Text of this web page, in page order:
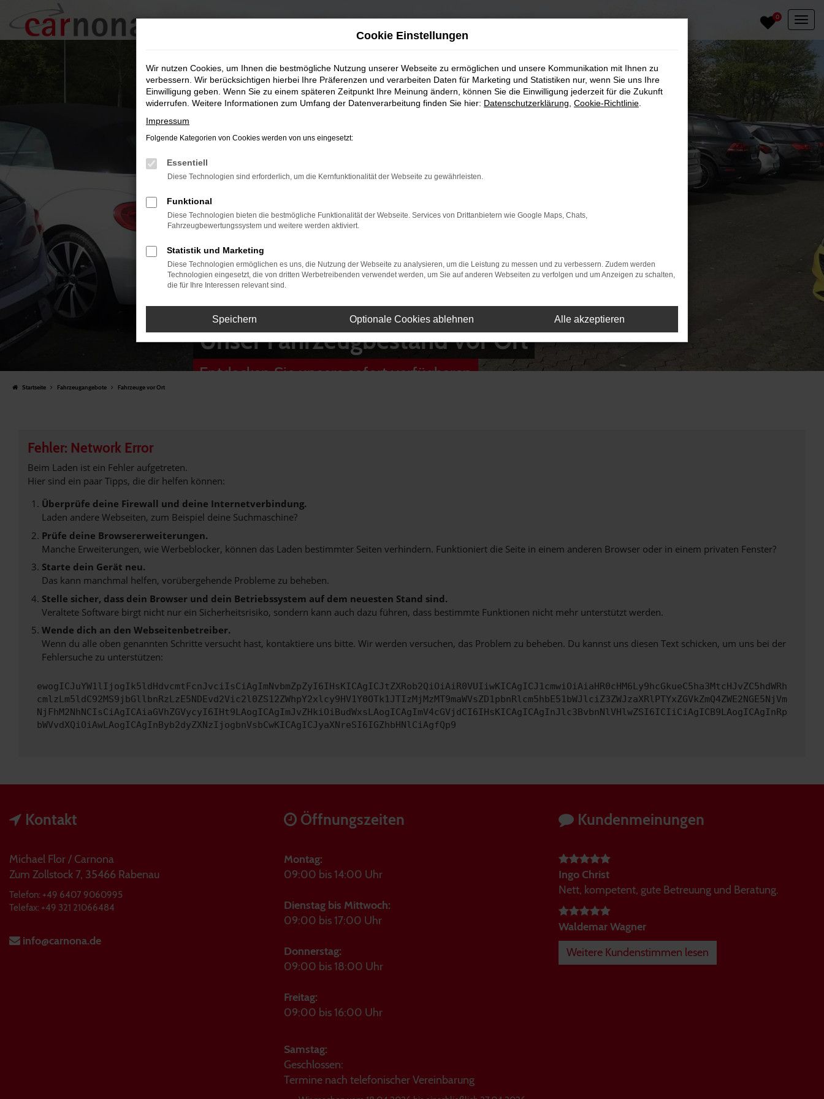
Zum
Hauptinhalt
springen
0
Unser Fahrzeugbestand vor Ort
Entdecken Sie unsere sofort verfügbaren
Startseite Fahrzeugangebote Fahrzeuge vor Ort
Fehler: Network Error
Beim Laden ist ein Fehler aufgetreten.
Hier sind ein paar Tipps, die dir helfen können:
Überprüfe deine Firewall und deine Internetverbindung.
Laden andere Webseiten, zum Beispiel deine Suchmaschine?
Prüfe deine Browsererweiterungen.
Manche Erweiterungen, wie Werbeblocker, können das Laden bestimmter Seiten verhindern. Funktioniert die Seite in einem anderen Browser oder in einem privaten Fenster?
Starte dein Gerät neu.
Das kann manchmal helfen, vorübergehende Probleme zu beheben.
Stelle sicher, dass dein Browser und dein Betriebssystem auf dem neuesten Stand sind.
Veraltete Software birgt nicht nur ein Sicherheitsrisiko, sondern kann auch dazu führen, dass bestimmte Funktionen nicht mehr unterstützt werden.
Wende dich an den Webseitenbetreiber.
Wenn du alle oben genannten Schritte versucht hast, kontaktiere uns bitte. Wir werden versuchen, das Problem zu beheben. Du kannst uns diesen Text schicken, um uns bei der
Fehlersuche zu unterstützen:
ewogICJuYW1lIjogIk5ldHdvcmtFcnJvciIsCiAgImNvbmZpZyI6IHsKICAgICJtZXRob2QiOiAiR0VUIiwKICAgICJ1cmwiOiAiaHR0cHM6Ly9hcGkueC5ha3MtcHJvZC5hdWRh
cmlzLm5ldC92MS9jbGllbnRzLzE5NDEvd2Vic2l0ZS12ZWhpY2xlcy9HV1Y0OTk1JTIzMjMzMT9maWVsZD1pbnRlcm5hbE51bWJlciZ3ZWJzaXRlPTYxZGVkZmQ4ZWE2NGE5NjVm
NjFhM2NhNCIsCiAgICAiaGVhZGVycyI6IHt9LAogICAgImJvZHkiOiBudWxsLAogICAgImV4cGVjdCI6IHsKICAgICAgInJlc3BvbnNlVHlwZSI6ICIiCiAgICB9LAogICAgInRp
bWVvdXQiOiAwLAogICAgInByb2dyZXNzIjogbnVsbCwKICAgICJyaXNreSI6IGZhbHNlCiAgfQp9
Kontakt
Michael Flor / Carnona
Zum Zollstock 7, 35466 Rabenau
Telefon: +49 6407 9060995
Telefax: +49 321 21066484
info@carnona.de
Öffnungszeiten
Montag:
09:00 bis 14:00 Uhr
Dienstag bis Mittwoch:
09:00 bis 17:00 Uhr
Donnerstag:
09:00 bis 18:00 Uhr
Freitag:
09:00 bis 16:00 Uhr
Samstag:
Geschlossen:
Termine nach telefonischer Vereinbarung
Kundenmeinungen
Ingo Christ
Nett, kompetent, gute Betreuung und Beratung.
Waldemar Wagner
Weitere Kundenstimmen lesen
Cookie Einstellungen
Wir nutzen Cookies, um Ihnen die bestmögliche Nutzung unserer Webseite zu ermöglichen und unsere Kommunikation mit Ihnen zu
verbessern. Wir berücksichtigen hierbei Ihre Präferenzen und verarbeiten Daten für Marketing und Statistiken nur, wenn Sie uns Ihre
Einwilligung geben. Wenn Sie zu einem späteren Zeitpunkt Ihre Meinung ändern, können Sie die Einwilligung jederzeit für die Zukunft
widerrufen. Weitere Informationen zum Umfang der Datenverarbeitung finden Sie hier: Datenschutzerklärung Cookie-Richtlinie
Impressum
Folgende Kategorien von Cookies werden von uns eingesetzt:
Essentiell
Diese Technologien sind erforderlich, um die Kernfunktionalität der Webseite zu gewährleisten.
Funktional
Diese Technologien bieten die bestmögliche Funktionalität der Webseite. Services von Drittanbietern wie Google Maps, Chats,
Fahrzeugbewertungssystem und weitere werden aktiviert.
Statistik und Marketing
Diese Technologien ermöglichen es uns, die Nutzung der Webseite zu analysieren, um die Leistung zu messen und zu verbessern. Zudem werden
Technologien eingesetzt, die von dritten Werbetreibenden verwendet werden, um Sie auf anderen Webseiten zu verfolgen und um Anzeigen zu schalten,
die für Ihre Interessen relevant sind.
Speichern Optionale Cookies ablehnen Alle akzeptieren